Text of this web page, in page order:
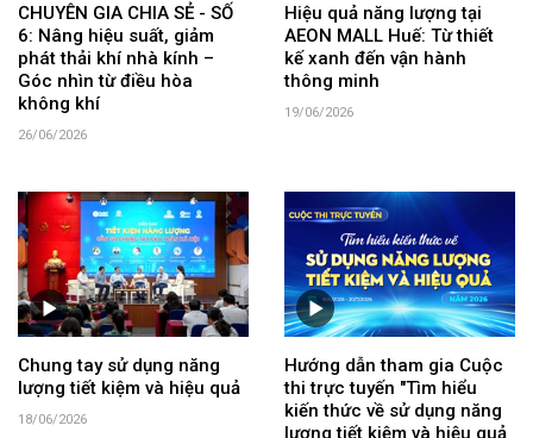
CHUYÊN GIA CHIA SẺ - SỐ
6: Nâng hiệu suất, giảm
phát thải khí nhà kính –
Góc nhìn từ điều hòa
không khí
26/06/2026
Hiệu quả năng lượng tại
AEON MALL Huế: Từ thiết
kế xanh đến vận hành
thông minh
19/06/2026
Chung tay sử dụng năng
lượng tiết kiệm và hiệu quả
18/06/2026
Hướng dẫn tham gia Cuộc
thi trực tuyến "Tìm hiểu
kiến thức về sử dụng năng
lượng tiết kiệm và hiệu quả